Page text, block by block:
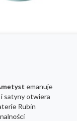
emanuje
satyny otwiera
Rubin